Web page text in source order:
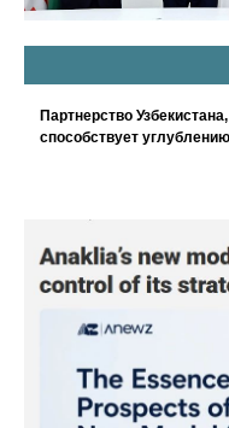
Партнерство
способствует